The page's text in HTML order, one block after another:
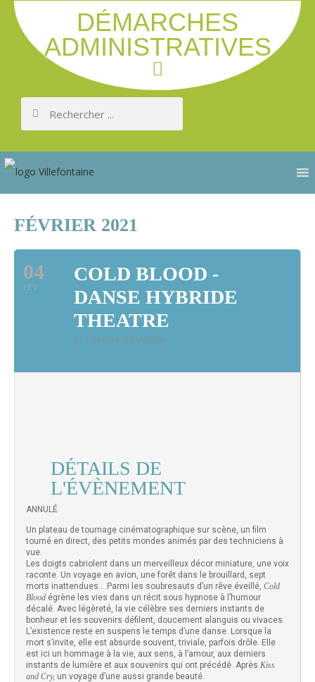
DÉMARCHES
ADMINISTRATIVES
FÉVRIER 2021
04
FÉV
COLD BLOOD -
DANSE HYBRIDE
THEATRE
Théâtre du Vellein
DÉTAILS DE
L'ÉVÈNEMENT
ANNULÉ
Un plateau de tournage cinématographique sur scène, un film
tourné en direct, des petits mondes animés par des techniciens à
vue.
Les doigts cabriolent dans un merveilleux décor miniature, une voix
raconte. Un voyage en avion, une forêt dans le brouillard, sept
morts inattendues… Parmi les soubresauts d’un rêve éveillé, Cold
Blood égrène les vies dans un récit sous hypnose à l’humour
décalé. Avec légèreté, la vie célèbre ses derniers instants de
bonheur et les souvenirs défilent, doucement alanguis ou vivaces.
L’existence reste en suspens le temps d’une danse. Lorsque la
mort s’invite, elle est absurde souvent, triviale, parfois drôle. Elle
est ici un hommage à la vie, aux sens, à l’amour, aux derniers
instants de lumière et aux souvenirs qui ont précédé. Après Kiss
and Cry, un voyage d’une aussi grande beauté.